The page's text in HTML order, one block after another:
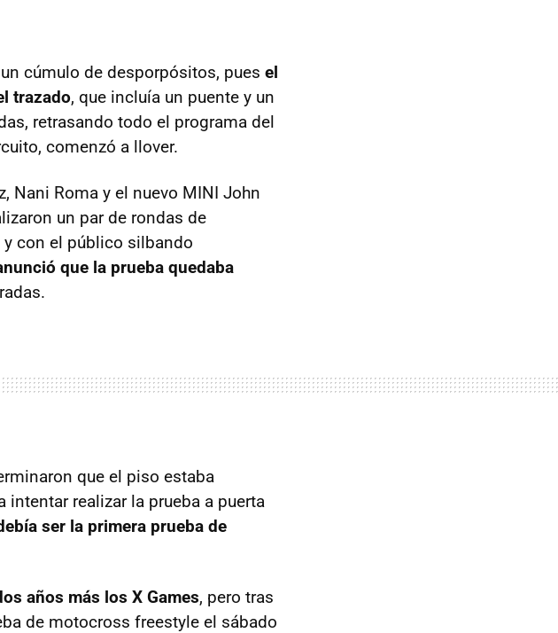
cúmulo de desporpósitos, pues el
trazado, que incluía un puente y un
retrasando todo el programa del
comenzó a llover.
Nani Roma y el nuevo MINI John
un par de rondas de
con el público silbando
que la prueba quedaba
que el piso estaba
realizar la prueba a puerta
ser la primera prueba de
años más los X Games, pero tras
de motocross freestyle el sábado